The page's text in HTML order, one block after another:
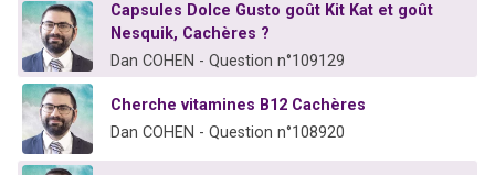
Capsules Dolce Gusto goût Kit Kat et goût
Nesquik, Cachères ?
Dan COHEN - Question n°109129
Cherche vitamines B12 Cachères
Dan COHEN - Question n°108920